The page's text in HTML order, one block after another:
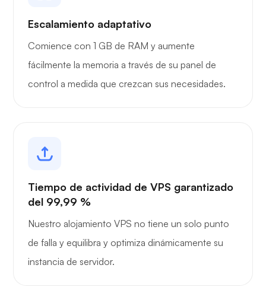
Escalamiento adaptativo
Comience con 1 GB de RAM y aumente
fácilmente la memoria a través de su panel de
control a medida que crezcan sus necesidades.
Tiempo de actividad de VPS garantizado
del 99,99 %
Nuestro alojamiento VPS no tiene un solo punto
de falla y equilibra y optimiza dinámicamente su
instancia de servidor.